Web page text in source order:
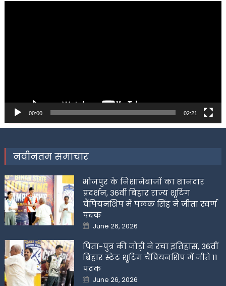
00:00 02:21
नवीनतम समाचार
भोजपुर के निशानेबाजों का शानदार
प्रदर्शन, 36वीं बिहार राज्य शूटिंग
चैंपियनशिप में पलक सिंह ने जीता स्वर्ण
पदक
Posted
on
June 26, 2026
पिता-पुत्र की जोड़ी ने रचा इतिहास, 36वीं
बिहार स्टेट शूटिंग चैंपियनशिप में जीते 11
पदक
Posted
on
June 26, 2026